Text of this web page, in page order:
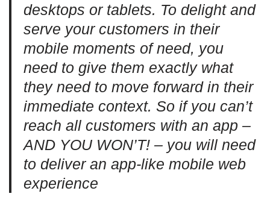
desktops or tablets. To delight and
serve your customers in their
mobile moments of need, you
need to give them exactly what
they need to move forward in their
immediate context. So if you can’t
reach all customers with an app –
AND YOU WON’T! – you will need
to deliver an app-like mobile web
experience